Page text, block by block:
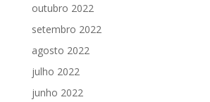
outubro 2022
setembro 2022
agosto 2022
julho 2022
junho 2022